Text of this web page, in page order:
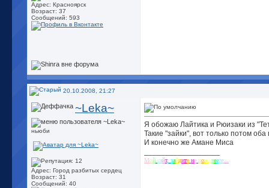
Адрес: Красноярск
Возраст: 37
Сообщений: 593
20.10.2008, 21:27
~Leka~
ньюби
Адрес: Город разбитых сердец
Возраст: 31
Сообщений: 40
Я обожаю Лайтика и Рюизаки из
Такие "зайки", вот только потом
И конечно же Амане Миса
Мой сайт, зайдите не пожалеете